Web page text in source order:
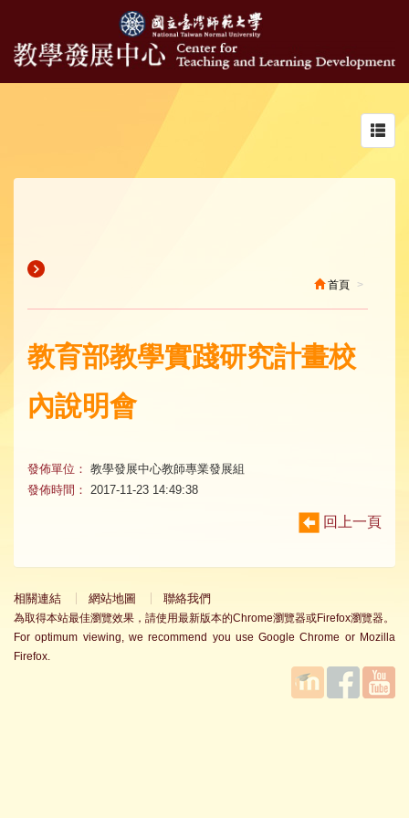
首頁
教育部教學實踐研究計畫校
內說明會
發佈單位： 教學發展中心教師專業發展組
發佈時間：
2017-11-23 14:49:38
回上一頁
相關連結 網站地圖 聯絡我們
為取得本站最佳瀏覽效果，請使用最新版本的Chrome瀏覽器或Firefox瀏覽器。
For optimum viewing, we recommend you use Google Chrome or Mozilla
Firefox.